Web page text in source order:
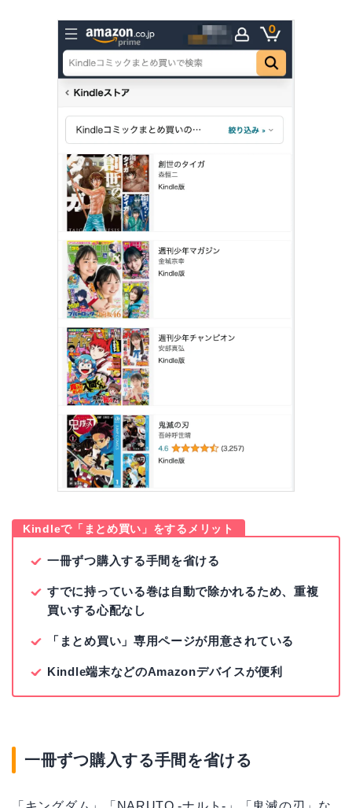
Kindleで「まとめ買い」をするメリット
一冊ずつ購入する手間を省ける
すでに持っている巻は自動で除かれるため、重複
買いする心配なし
「まとめ買い」専用ページが用意されている
Kindle端末などのAmazonデバイスが便利
一冊ずつ購入する手間を省ける